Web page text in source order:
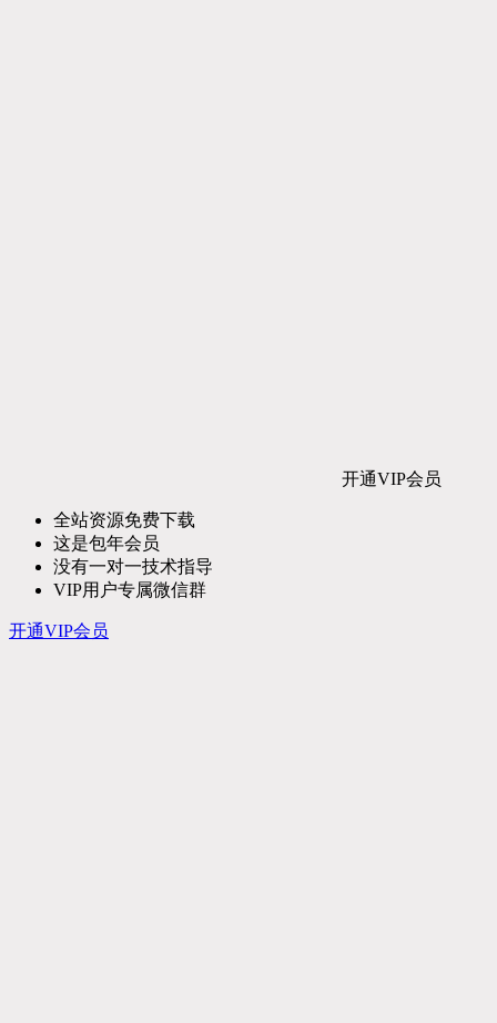
开通VIP会员
全站资源免费下载
这是包年会员
没有一对一技术指导
VIP用户专属微信群
开通VIP会员